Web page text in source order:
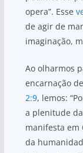
opera”. Esse
de agir de
imaginação,
Ao olharmos
encarnação
2:9, lemos:
a plenitude
manifesta em
da